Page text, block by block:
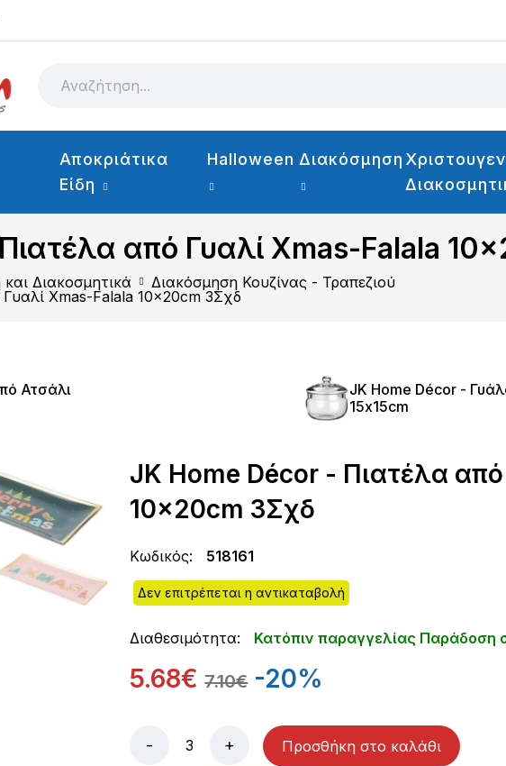
Αποκριάτικα
Είδη
Halloween Διακόσμηση
από Γυαλί Xmas-Falala
και Διακοσμητικά
Διακόσμηση Κουζίνας - Τραπεζιού
Xmas-Falala 10x20cm 3Σχδ
Ατσάλι
JK Home Décor -
15x15cm
JK Home Décor - Πιατέλα
10x20cm 3Σχδ
Κωδικός: 518161
Δεν επιτρέπεται η αντικαταβολή
Διαθεσιμότητα: Κατόπιν παραγγελίας Παράδοση
5.68€ 7.10€ -20%
- + Προσθήκη στο καλάθι